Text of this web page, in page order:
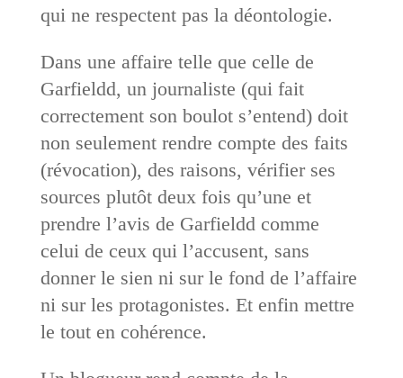
qui ne respectent pas la déontologie.
Dans une affaire telle que celle de
Garfieldd, un journaliste (qui fait
correctement son boulot s’entend) doit
non seulement rendre compte des faits
(révocation), des raisons, vérifier ses
sources plutôt deux fois qu’une et
prendre l’avis de Garfieldd comme
celui de ceux qui l’accusent, sans
donner le sien ni sur le fond de l’affaire
ni sur les protagonistes. Et enfin mettre
le tout en cohérence.